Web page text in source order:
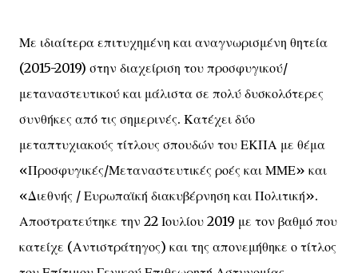
Με ιδιαίτερα επιτυχημένη και αναγνωρισμένη θητεία
(2015-2019) στην διαχείριση του προσφυγικού/
μεταναστευτικού και μάλιστα σε πολύ δυσκολότερες
συνθήκες από τις σημερινές. Κατέχει δύο
μεταπτυχιακούς τίτλους σπουδών του ΕΚΠΑ με θέμα
«Προσφυγικές/Μεταναστευτικές ροές και ΜΜΕ» και
«Διεθνής / Ευρωπαϊκή διακυβέρνηση και Πολιτική».
Αποστρατεύτηκε την 22 Ιουλίου 2019 με τον βαθμό που
κατείχε (Αντιστράτηγος) και της απονεμήθηκε ο τίτλος